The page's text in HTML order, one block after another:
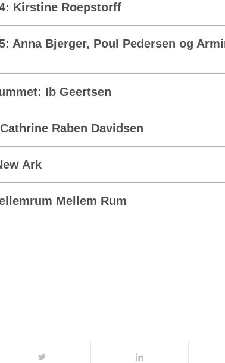
Kirstine Roepstorff
Anna Bjerger, Poul Pedersen og
Ib Geertsen
Raben Davidsen
Ark
Mellem Rum